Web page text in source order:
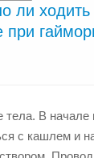
ли ходить
при
тела. В
с кашлем и